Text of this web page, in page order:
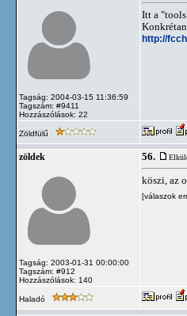
Tagság: 2004-03-15 11:36:59
Tagszám: #9411
Hozzászólások: 22
Itt a
http://
Zöldfülű
zöldek
Tagság: 2003-01-31 00:00:00
Tagszám: #912
Hozzászólások: 140
56.
köszi, az
[válaszok
Haladó